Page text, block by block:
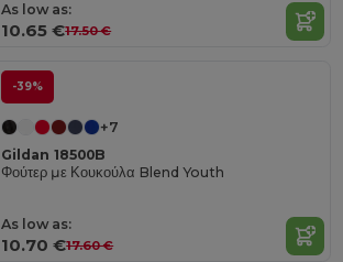
As low as:
10.65 €17.50 €
-39%
+7
Gildan 18500B
Φούτερ με Κουκούλα Blend Youth
As low as:
10.70 €17.60 €